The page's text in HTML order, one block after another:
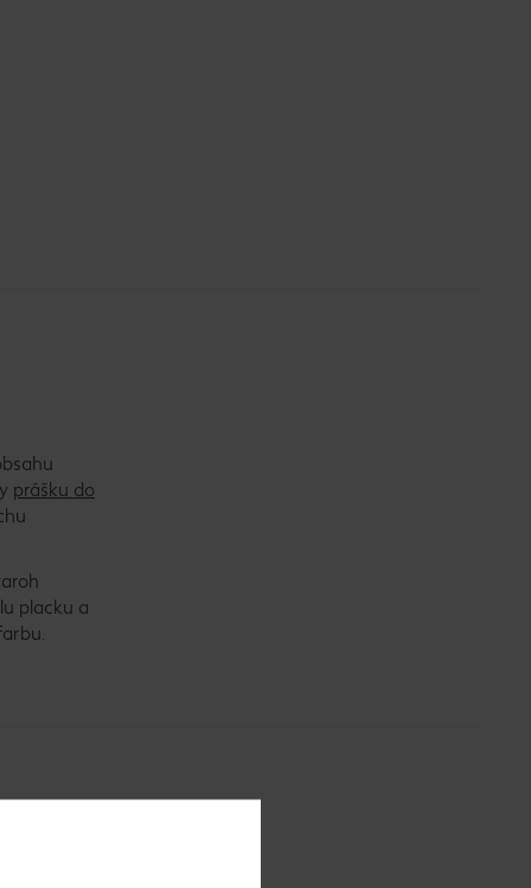
prášku do
placku a